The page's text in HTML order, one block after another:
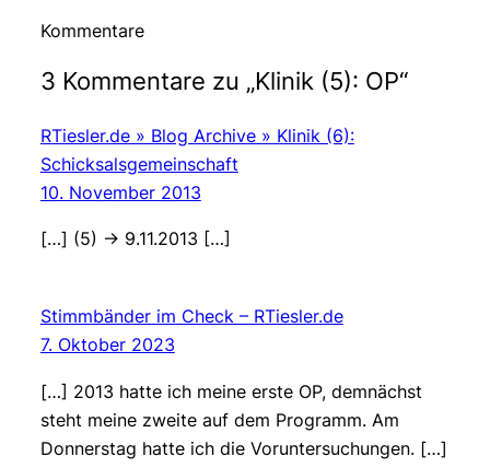
Kommentare
3 Kommentare zu „Klinik (5): OP“
RTiesler.de » Blog Archive » Klinik (6):
Schicksalsgemeinschaft
10. November 2013
[…] (5) -> 9.11.2013 […]
Stimmbänder im Check – RTiesler.de
7. Oktober 2023
[…] 2013 hatte ich meine erste OP, demnächst
steht meine zweite auf dem Programm. Am
Donnerstag hatte ich die Voruntersuchungen. […]